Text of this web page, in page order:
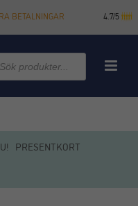
BETALNINGAR 4.7/5
PRESENTKORT